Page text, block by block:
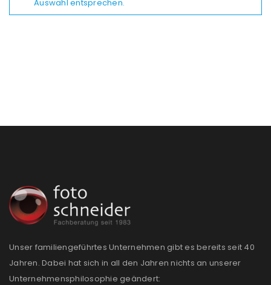
Auswahl entsprechen.
Unser familiengeführtes Unternehmen gibt es bereits seit 40
Jahren. Dabei hat sich in all den Jahren nichts an unserer
Unternehmensphilosophie geändert: